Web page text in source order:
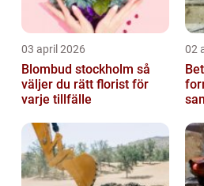
03 april 2026
Blombud stockholm så
väljer du rätt florist för
varje tillfälle
02
Betong